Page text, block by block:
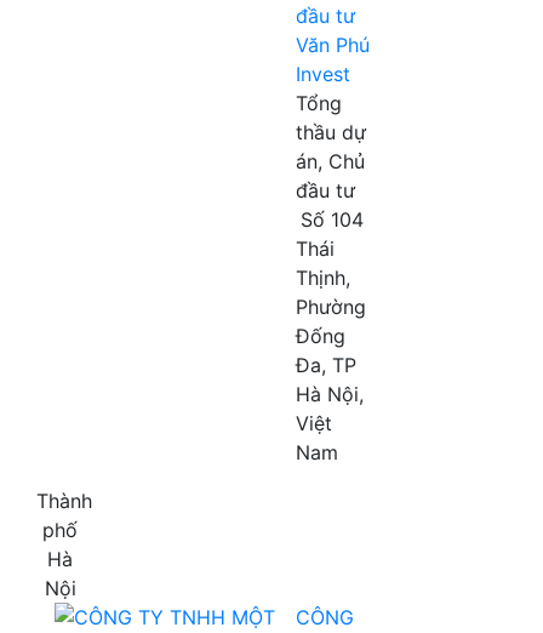
đầu tư
Văn Phú
Invest
Tổng
thầu dự
án, Chủ
đầu tư
Số 104
Thái
Thịnh,
Phường
Đống
Đa, TP
Hà Nội,
Việt
Nam
Thành
phố
Hà
Nội
CÔNG